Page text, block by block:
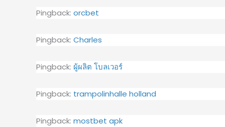
Pingback: orcbet
Pingback: Charles
Pingback: ผู้ผลิต โบลเวอร์
Pingback: trampolinhalle holland
Pingback: mostbet apk